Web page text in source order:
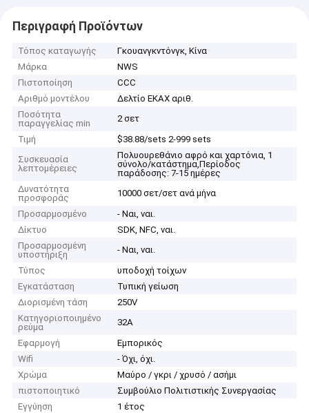
Περιγραφή Προϊόντων
Τόπος καταγωγής
Γκουανγκντόνγκ, Κίνα
Μάρκα
NWS
Πιστοποίηση
CCC
Αριθμό μοντέλου
Δελτίο ΕΚΑΧ αριθ.
Ποσότητα
παραγγελίας min
2 σετ
Τιμή
$38.88/sets 2-999 sets
Συσκευασία
λεπτομέρειες
Πολυουρεθάνιο αφρό και χαρτόνια, 1
σύνολο/κατάστημα,Περίοδος
παράδοσης: 7-15 ημέρες
Δυνατότητα
προσφοράς
10000 σετ/σετ ανά μήνα
Προσαρμοσμένο
- Ναι, ναι.
Δίκτυο
SDK, NFC, ναι.
Προσαρμοσμένη
υποστήριξη
- Ναι, ναι.
Τύπος
υποδοχή τοίχων
Εγκατάσταση
Τυπική γείωση
Διορισμένη τάση
250V
Κατηγοριοποιημένο
ρεύμα
32Α
Εφαρμογή
Εμπορικός
Wifi
- Όχι, όχι.
Χρώμα
Μαύρο / γκρι / χρυσό / ασήμι
πιστοποιητικό
Συμβούλιο Πολιτιστικής Συνεργασίας
Εγγύηση
1 έτος